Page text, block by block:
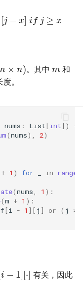
][j x]if j≥x
)
。其中 和
。
nums : List [int])
->
(nums), 2)
+ 1 ) for in range
(nums, 1 ):
(m + 1 ):
f [i - 1 ][ j ] or ( j
>=
i ][⋅]
有关，因此